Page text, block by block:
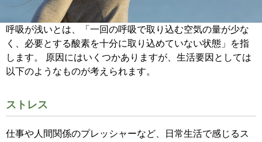
呼吸が浅いとは、
「一回の呼吸で取り込む空気の量が少な
く、必要とする酸素を十分に取り込めていない状態」を指
します。
原因にはいくつかありますが、生活要因としては
以下のようなものが考えられます。
ストレス
仕事や人間関係のプレッシャーなど、日常生活で感じるス